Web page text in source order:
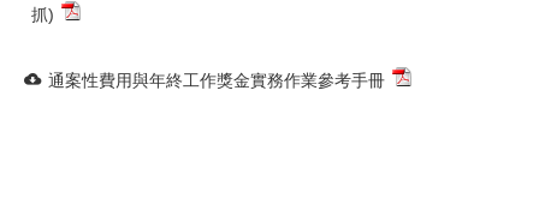
抓)
通案性費用與年終工作獎金實務作業參考手冊